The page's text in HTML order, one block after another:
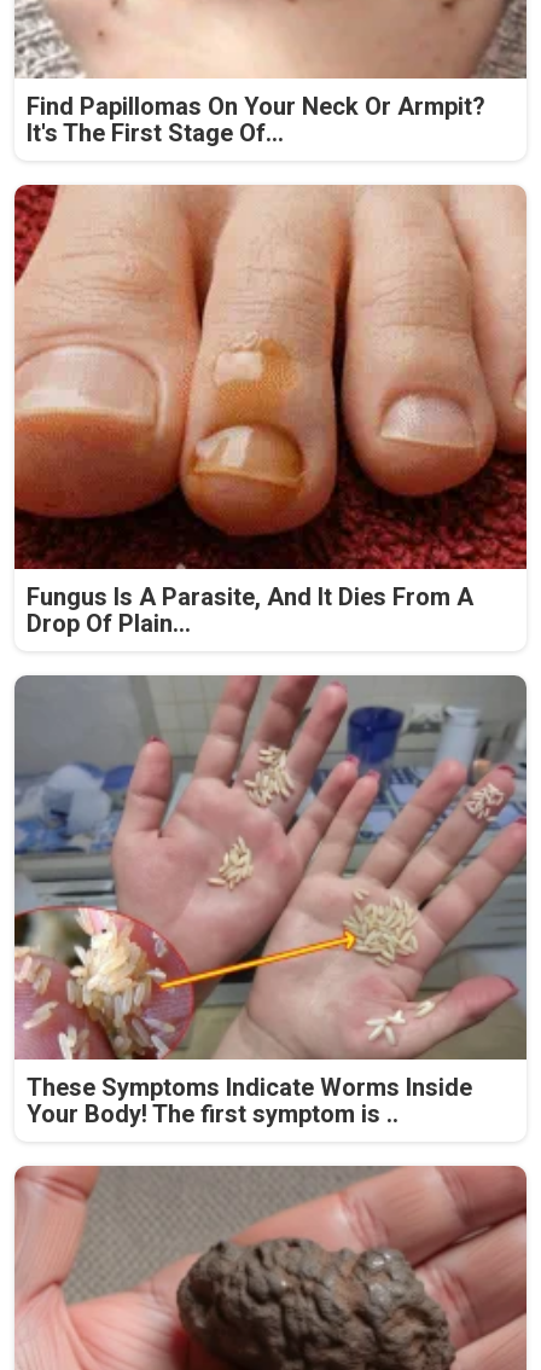
Find Papillomas On Your Neck Or Armpit?
It's The First Stage Of...
Fungus Is A Parasite, And It Dies From A
Drop Of Plain...
These Symptoms Indicate Worms Inside
Your Body! The first symptom is ..